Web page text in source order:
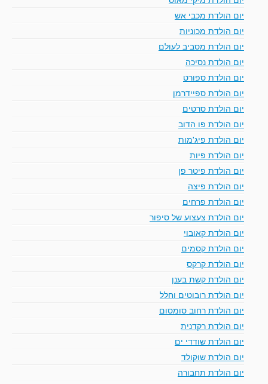
יום הולדת מכבי אש
יום הולדת מכוניות
יום הולדת מסביב לעולם
יום הולדת נסיכה
יום הולדת ספורט
יום הולדת ספיידרמן
יום הולדת סרטים
יום הולדת פו הדוב
יום הולדת פיג'מות
יום הולדת פיות
יום הולדת פיטר פן
יום הולדת פיצה
יום הולדת פרחים
יום הולדת צעצוע של סיפור
יום הולדת קאובוי
יום הולדת קסמים
יום הולדת קרקס
יום הולדת קשת בענן
יום הולדת רובוטים וחלל
יום הולדת רחוב סומסום
יום הולדת רקדנית
יום הולדת שודדי ים
יום הולדת שוקולד
יום הולדת תחבורה